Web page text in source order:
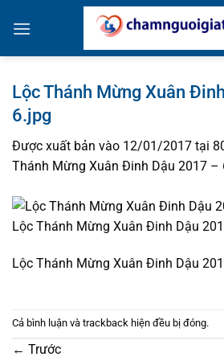
qua
Lộc Thánh Mừng Xuân
6.jpg
Được xuất bản vào 12/01/2017 tại
Thánh Mừng Xuân Đinh Dậu 2017 –
Lộc Thánh Mừng Xuân Đinh Dậu
Lộc Thánh Mừng Xuân Đinh Dậu
Cả bình luận và trackback hiện đều bị đóng.
← Trước